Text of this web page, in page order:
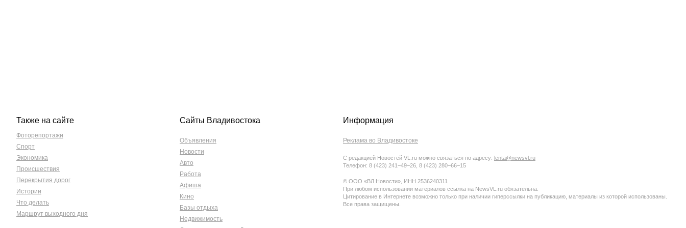
Также на сайте
Фоторепортажи
Спорт
Экономика
Происшествия
Перекрытия дорог
Истории
Что делать
Маршрут выходного дня
Сайты Владивостока
Объявления
Новости
Авто
Работа
Афиша
Кино
Базы отдыха
Недвижимость
Информация
Реклама во Владивостоке
С редакцией Новостей VL.ru можно связаться по адресу: lenta@newsvl.ru
Телефон: 8 (423) 241−49−26, 8 (423) 280−66−15
© ООО «ВЛ Новости», ИНН 2536240311
При любом использовании материалов ссылка на NewsVL.ru обязательна.
Цитирование в Интернете возможно только при наличии гиперссылки на публикацию, материалы из которой использованы.
Все права защищены.